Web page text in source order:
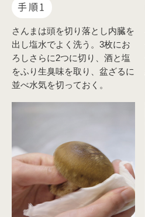
手順1
さんまは頭を切り落とし内臓を
出し塩水でよく洗う。3枚にお
ろしさらに2つに切り、酒と塩
をふり生臭味を取り、盆ざるに
並べ水気を切っておく。